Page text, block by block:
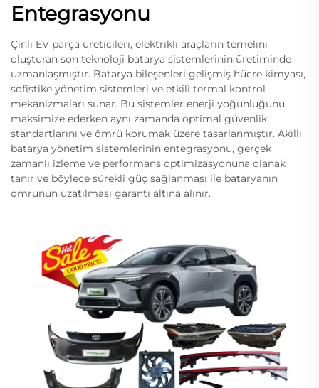
Entegrasyonu
Çinli EV parça üreticileri, elektrikli araçların temelini
oluşturan son teknoloji batarya sistemlerinin üretiminde
uzmanlaşmıştır. Batarya bileşenleri gelişmiş hücre kimyası,
sofistike yönetim sistemleri ve etkili termal kontrol
mekanizmaları sunar. Bu sistemler enerji yoğunluğunu
maksimize ederken aynı zamanda optimal güvenlik
standartlarını ve ömrü korumak üzere tasarlanmıştır. Akıllı
batarya yönetim sistemlerinin entegrasyonu, gerçek
zamanlı izleme ve performans optimizasyonuna olanak
tanır ve böylece sürekli güç sağlanması ile bataryanın
ömrünün uzatılması garanti altına alınır.